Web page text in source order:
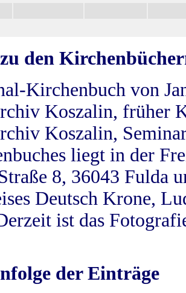
den
Kirchenbuch von
Koszalin, früher
Koszalin,
liegt in der
8, 36043 Fulda
Deutsch Krone,
ist das
der Einträge